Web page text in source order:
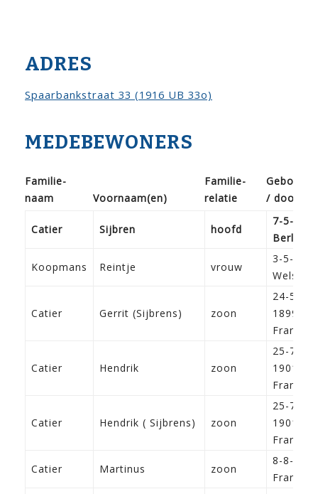
ADRES
Spaarbankstraat 33 (1916 UB 33o)
MEDEBEWONERS
Familie­
naam
Voor­naam(en)
Familie­
relatie
Geboorte
/ doop
Catier Sijbren hoofd
7-5-
Berlikum
Koopmans Reintje vrouw
3-5-
Welsrijp
Catier Gerrit (Sijbrens) zoon
24-5-
1899
Franeker
Catier Hendrik zoon
25-7-
1901
Franeker
Catier Hendrik ( Sijbrens) zoon
25-7-
1901
Franeker
Catier Martinus zoon
8-8-
Franeker